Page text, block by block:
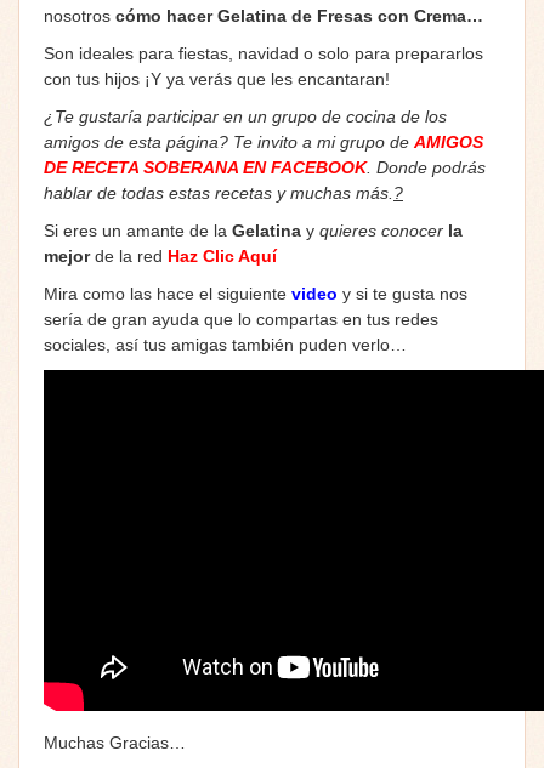
nosotros cómo hacer Gelatina de Fresas con Crema…
Son ideales para fiestas, navidad o solo para prepararlos
con tus hijos ¡Y ya verás que les encantaran!
¿Te gustaría participar en un grupo de cocina de los
amigos de esta página? Te invito a mi grupo de AMIGOS
DE RECETA SOBERANA EN FACEBOOK. Donde podrás
hablar de todas estas recetas y muchas más. ?
Si eres un amante de la Gelatina y quieres conocer la
mejorde la red Haz Clic Aquí
Mira como las hace el siguiente video y si te gusta nos
sería de gran ayuda que lo compartas en tus redes
sociales, así tus amigas también puden verlo…
Muchas Gracias…